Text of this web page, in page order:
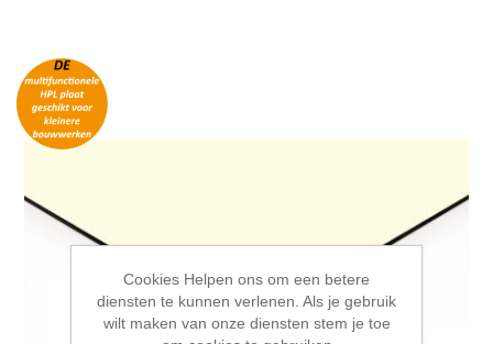
Cookies Helpen ons om een betere
diensten te kunnen verlenen. Als je gebruik
wilt maken van onze diensten stem je toe